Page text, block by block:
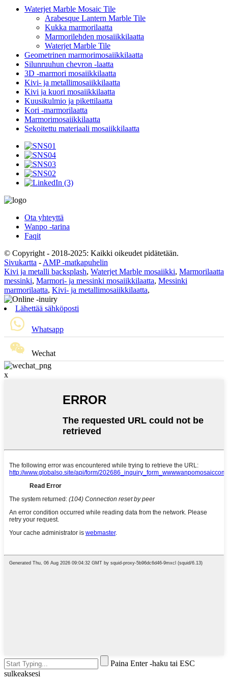
Waterjet Marble Mosaic Tile
Arabesque Lantern Marble Tile
Kukka marmorilaatta
Marmorilehden mosaiikkilaatta
Waterjet Marble Tile
Geometrinen marmorimosaiikkilaatta
Silunruuhun chevron -laatta
3D -marmori mosaiikkilaatta
Kivi- ja metallimosaiikkilaatta
Kivi ja kuori mosaiikkilaatta
Kuusikulmio ja pikettilaatta
Kori -marmorilaatta
Marmorimosaiikkilaatta
Sekoitettu materiaali mosaiikkilaatta
Ota yhteyttä
Wanpo -tarina
Faqit
© Copyright - 2018-2025: Kaikki oikeudet pidätetään.
Sivukartta - AMP -matkapuhelin
Kivi ja metalli backsplash, Waterjet Marble mosaiikki, Marmorilaatta
messinki, Marmori- ja messinki mosaiikkilaatta, Messinki
marmorilaatta, Kivi- ja metallimosaiikkilaatta,
Lähettää sähköposti
Whatsapp
Wechat
x
Paina Enter -haku tai ESC
sulkeaksesi